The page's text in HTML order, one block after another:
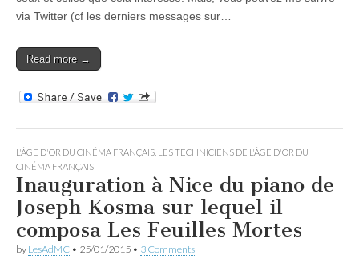
via Twitter (cf les derniers messages sur…
Read more →
L'ÂGE D'OR DU CINÉMA FRANÇAIS LES TECHNICIENS DE L'ÂGE D'OR DU
CINÉMA FRANÇAIS
Inauguration à Nice du piano de
Joseph Kosma sur lequel il
composa Les Feuilles Mortes
by LesAdMC • 25/01/2015 • 3 Comments